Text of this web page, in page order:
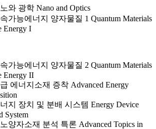
와 광학 Nano and Optics
가능에너지 양자물질 1 Quantum Materials
Energy I
가능에너지 양자물질 2 Quantum Materials
Energy II
에너지소재 증착 Advanced Energy
지 장치 및 분배 시스템 Energy Device
System
양자소재 분석 특론 Advanced Topics in